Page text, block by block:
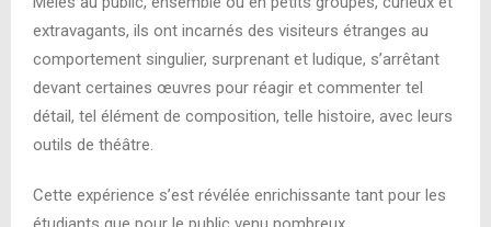
extravagants, ils ont incarnés des visiteurs étranges au
comportement singulier, surprenant et ludique, s’arrêtant
devant certaines œuvres pour réagir et commenter tel
détail, tel élément de composition, telle histoire, avec leurs
outils de théâtre.
Cette expérience s’est révélée enrichissante tant pour les